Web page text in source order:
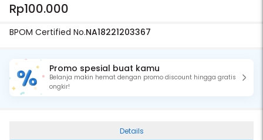
Rp100.000
BPOM Certified No.NA18221203367
Promo spesial buat kamu
Belanja makin hemat dengan promo discount hingga gratis
ongkir!
Details